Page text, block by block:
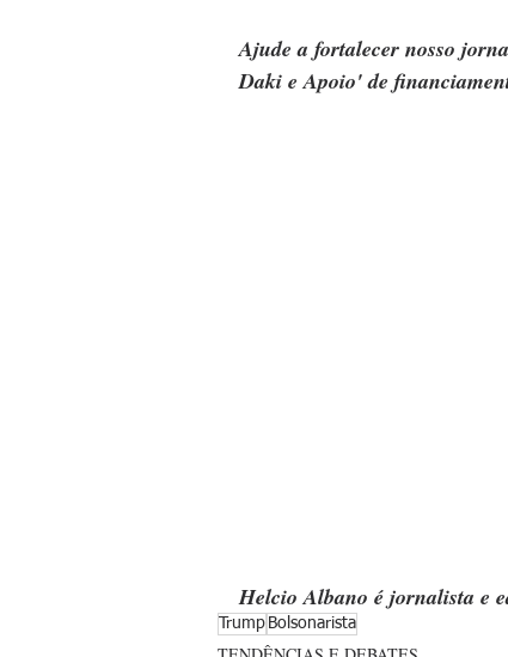
Ajude a fortalecer nosso
Daki e Apoio' de
Helcio Albano é jornalista e
Trump Bolsonarista